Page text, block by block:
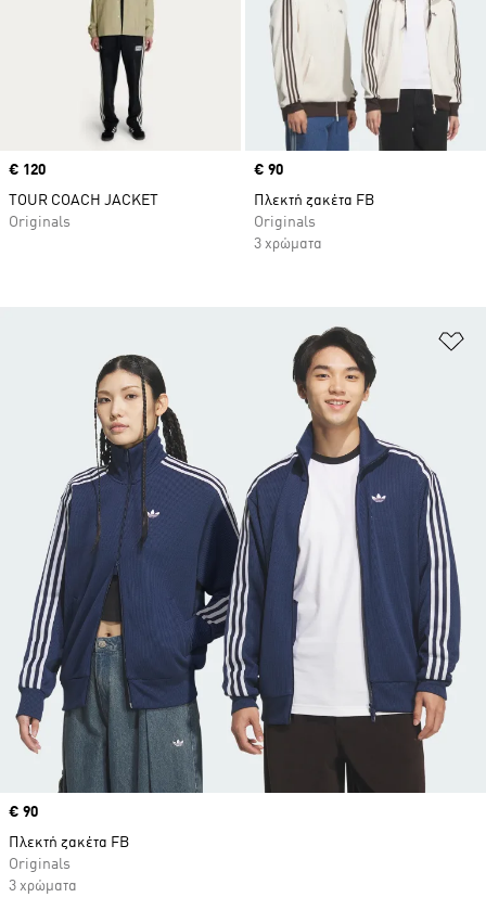
Price
€ 120
TOUR COACH JACKET
Originals
Price
€ 90
Πλεκτή ζακέτα FB
Originals
3 χρώματα
Price
€ 90
Πλεκτή ζακέτα FB
Originals
3 χρώματα